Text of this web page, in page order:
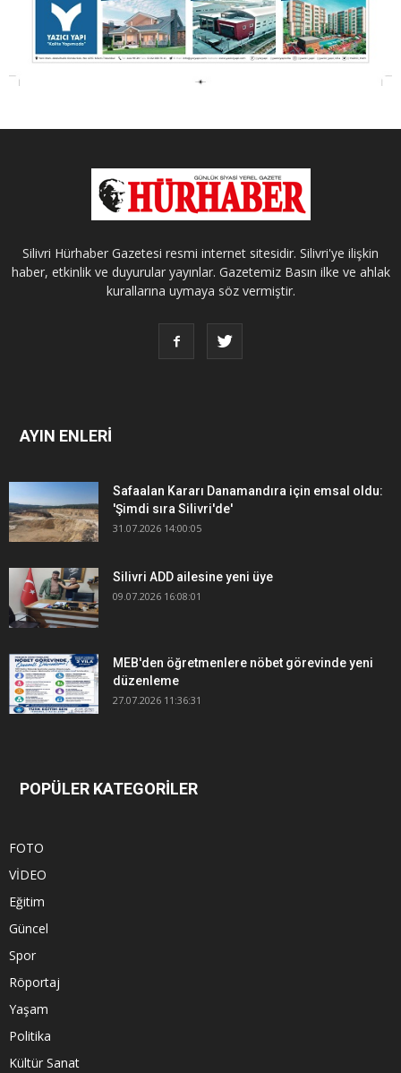
Silivri Hürhaber Gazetesi resmi internet sitesidir. Silivri'ye ilişkin
haber, etkinlik ve duyurular yayınlar. Gazetemiz Basın ilke ve ahlak
kurallarına uymaya söz vermiştir.
AYIN ENLERİ
Safaalan Kararı Danamandıra için emsal oldu:
'Şimdi sıra Silivri'de'
31.07.2026 14:00:05
Silivri ADD ailesine yeni üye
09.07.2026 16:08:01
MEB'den öğretmenlere nöbet görevinde yeni
düzenleme
27.07.2026 11:36:31
POPÜLER KATEGORİLER
FOTO
VİDEO
Eğitim
Güncel
Spor
Röportaj
Yaşam
Politika
Kültür Sanat